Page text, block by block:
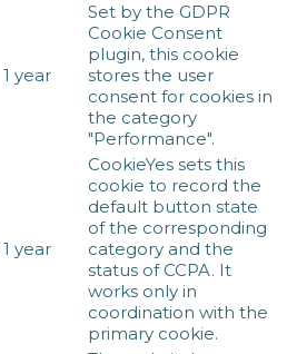
1 year
Set by the GDPR
Cookie Consent
plugin, this cookie
stores the user
consent for cookies in
the category
"Performance".
1 year
CookieYes sets this
cookie to record the
default button state
of the corresponding
category and the
status of CCPA. It
works only in
coordination with the
primary cookie.